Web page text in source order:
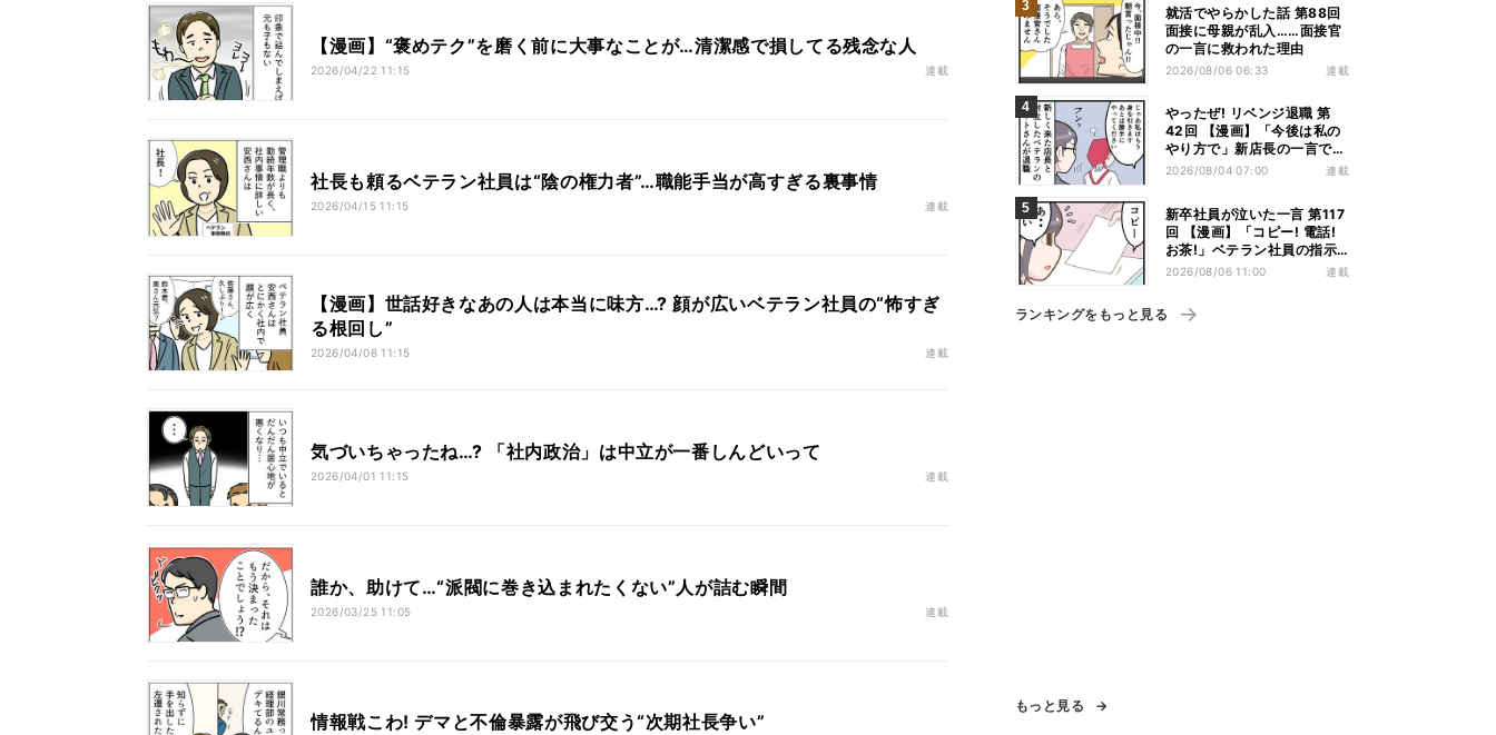
【漫画】“褒めテク”を磨く前に大事なことが…清潔感で損してる残念な人
2026/04/22 11:15 連載
社長も頼るベテラン社員は“陰の権力者”…職能手当が高すぎる裏事情
2026/04/15 11:15 連載
【漫画】世話好きなあの人は本当に味方…? 顔が広いベテラン社員の“怖すぎ
る根回し”
2026/04/08 11:15 連載
気づいちゃったね…? 「社内政治」は中立が一番しんどいって
2026/04/01 11:15 連載
誰か、助けて…“派閥に巻き込まれたくない”人が詰む瞬間
2026/03/25 11:05 連載
情報戦こわ! デマと不倫暴露が飛び交う“次期社長争い”
就活でやらかした話 第88回
面接に母親が乱入……面接官
の一言に救われた理由
2026/08/06 06:33 連載
やったぜ! リベンジ退職 第
42回 【漫画】「今後は私の
やり方で」新店長の一言でベ
テラン退職→崩壊した現場
2026/08/04 07:00 連載
新卒社員が泣いた一言 第117
回 【漫画】「コピー! 電話!
お茶!」ベテラン社員の指示
が“単語だけ”だった
2026/08/06 11:00 連載
ランキングをもっと見る
もっと見る